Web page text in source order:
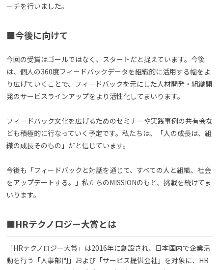
ーチを行いました。
■今後に向けて
今回の受賞はゴールではなく、スタートだと捉えています。今後
は、個人の360度フィードバックデータを組織的に活用する幅をよ
り広げていくことで、フィードバックを元にした人材開発・組織開
発のサービスラインアップをより活性化してまいります。
フィードバック文化を広げるためのセミナーや実践事例の共有会な
ども積極的に行なっていく予定です。私たちは、「人の成長は、組
織の成長そのもの」だと信じています。
今後も「フィードバックと対話を通じて、すべての人と組織、社会
をアップデートする。」私たちのMISSIONのもと、挑戦を続けてま
いります。
■HRテクノロジー大賞とは
「HRテクノロジー大賞」は2016年に創設され、日本国内で企業活
動を行う「人事部門」および「サービス提供会社」を対象に、HR